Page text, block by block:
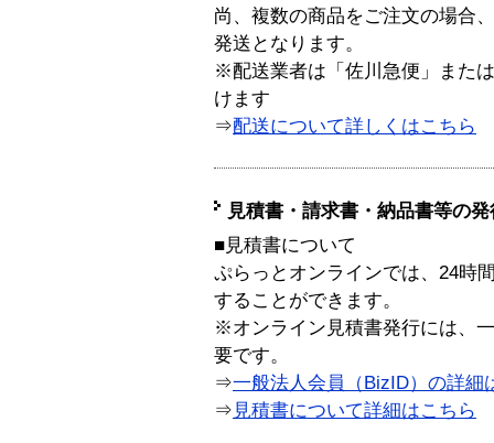
尚、複数の商品をご注文の場合
発送となります。
※配送業者は「佐川急便」また
けます
⇒配送について詳しくはこちら
見積書・請求書・納品書等の
■見積書について
ぷらっとオンラインでは、24時
することができます。
※オンライン見積書発行には、
要です。
⇒一般法人会員（BizID）の詳細
⇒ 見積書について詳細はこちら